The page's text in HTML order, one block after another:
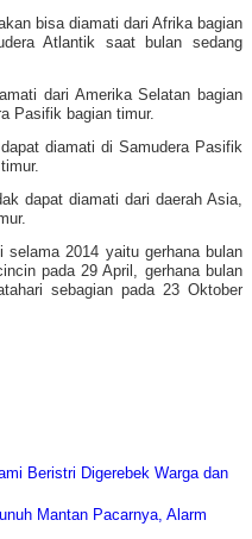
bisa diamati dari Afrika bagian
Atlantik saat bulan sedang
dari Amerika Selatan bagian
Pasifik bagian timur.
diamati di Samudera Pasifik
dapat diamati dari daerah Asia,
selama 2014 yaitu gerhana bulan
pada 29 April, gerhana bulan
sebagian pada 23 Oktober
Beristri Digerebek Warga dan
Mantan Pacarnya, Alarm